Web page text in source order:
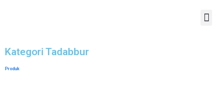
Kategori Tadabbur
Produk